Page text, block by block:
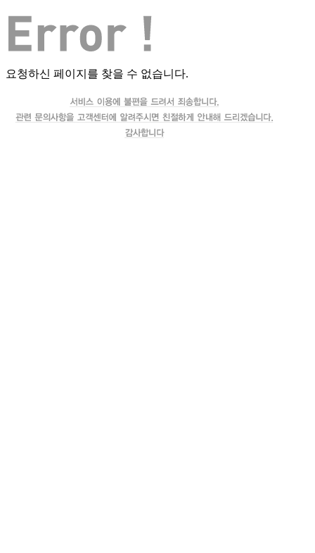
요청하신 페이지를 찾을 수 없습니다.